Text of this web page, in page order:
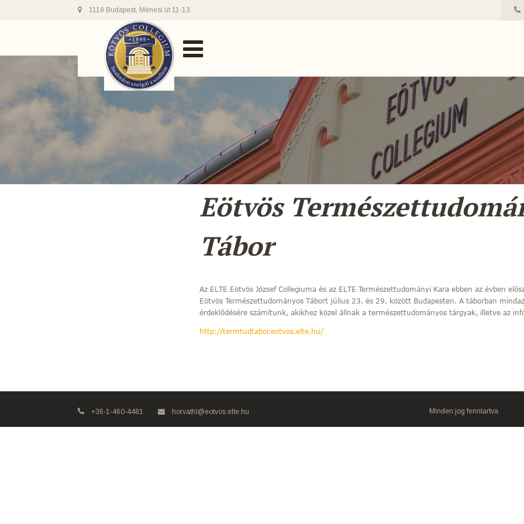
1118 Budapest, Ménesi út 11-13.
Eötvös
Tábor
Az ELTE Eötvös József Collegiuma és az ELTE Természettudományi Kara ebben az évben
Eötvös Természettudományos Tábort július 23. és 29. között Budapesten. A táborban
érdeklődésére számítunk, akikhez közel állnak a természettudományos tárgyak, illetve az
http://termtudtabor.eotvos.elte.hu/
+36-1-460-4481 horvathl@eotvos.elte.hu Minden jog fenntartva